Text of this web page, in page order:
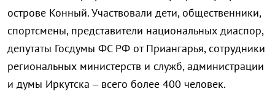
острове Конный. Участвовали дети, общественники,
спортсмены, представители национальных диаспор,
депутаты Госдумы ФС РФ от Приангарья, сотрудники
региональных министерств и служб, администрации
и думы Иркутска – всего более 400 человек.